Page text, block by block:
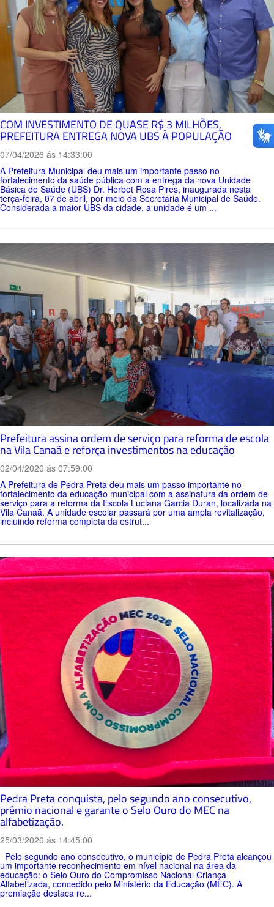
COM INVESTIMENTO DE QUASE R$ 3 MILHÕES,
PREFEITURA ENTREGA NOVA UBS À POPULAÇÃO
07/04/2026 ás 14:33:00
A Prefeitura Municipal deu mais um importante passo no
fortalecimento da saúde pública com a entrega da nova Unidade
Básica de Saúde (UBS) Dr. Herbet Rosa Pires, inaugurada nesta
terça-feira, 07 de abril, por meio da Secretaria Municipal de Saúde.
Considerada a maior UBS da cidade, a unidade é um ...
Prefeitura assina ordem de serviço para reforma de escola
na Vila Canaã e reforça investimentos na educação
02/04/2026 ás 07:59:00
A Prefeitura de Pedra Preta deu mais um passo importante no
fortalecimento da educação municipal com a assinatura da ordem de
serviço para a reforma da Escola Luciana Garcia Duran, localizada na
Vila Canaã. A unidade escolar passará por uma ampla revitalização,
incluindo reforma completa da estrut...
Pedra Preta conquista, pelo segundo ano consecutivo,
prêmio nacional e garante o Selo Ouro do MEC na
alfabetização.
25/03/2026 ás 14:45:00
Pelo segundo ano consecutivo, o município de Pedra Preta alcançou
um importante reconhecimento em nível nacional na área da
educação: o Selo Ouro do Compromisso Nacional Criança
Alfabetizada, concedido pelo Ministério da Educação (MEC). A
premiação destaca re...